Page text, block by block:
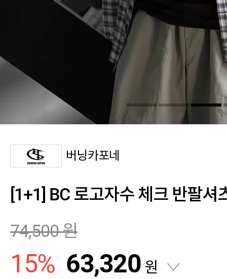
버닝카포네
[1+1] BC 로고자수 체크 반팔셔
74,500원
15% 63,320 원